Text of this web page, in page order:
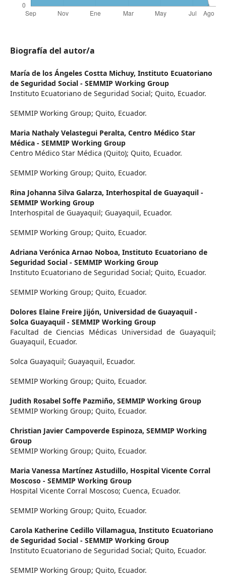
Biografía del autor/a
María de los Ángeles Costta Michuy, Instituto Ecuatoriano
de Seguridad Social - SEMMIP Working Group
Instituto Ecuatoriano de Seguridad Social; Quito, Ecuador.
SEMMIP Working Group; Quito, Ecuador.
Maria Nathaly Velastegui Peralta, Centro Médico Star
Médica - SEMMIP Working Group
Centro Médico Star Médica (Quito); Quito, Ecuador.
SEMMIP Working Group; Quito, Ecuador.
Rina Johanna Silva Galarza, Interhospital de Guayaquil -
SEMMIP Working Group
Interhospital de Guayaquil; Guayaquil, Ecuador.
SEMMIP Working Group; Quito, Ecuador.
Adriana Verónica Arnao Noboa, Instituto Ecuatoriano de
Seguridad Social - SEMMIP Working Group
Instituto Ecuatoriano de Seguridad Social; Quito, Ecuador.
SEMMIP Working Group; Quito, Ecuador.
Dolores Elaine Freire Jijón, Universidad de Guayaquil -
Solca Guayaquil - SEMMIP Working Group
Facultad de Ciencias Médicas Universidad de Guayaquil;
Guayaquil, Ecuador.
Solca Guayaquil; Guayaquil, Ecuador.
SEMMIP Working Group; Quito, Ecuador.
Judith Rosabel Soffe Pazmiño, SEMMIP Working Group
SEMMIP Working Group; Quito, Ecuador.
Christian Javier Campoverde Espinoza, SEMMIP Working
Group
SEMMIP Working Group; Quito, Ecuador.
Maria Vanessa Martínez Astudillo, Hospital Vicente Corral
Moscoso - SEMMIP Working Group
Hospital Vicente Corral Moscoso; Cuenca, Ecuador.
SEMMIP Working Group; Quito, Ecuador.
Carola Katherine Cedillo Villamagua, Instituto Ecuatoriano
de Seguridad Social - SEMMIP Working Group
Instituto Ecuatoriano de Seguridad Social; Quito, Ecuador.
SEMMIP Working Group; Quito, Ecuador.